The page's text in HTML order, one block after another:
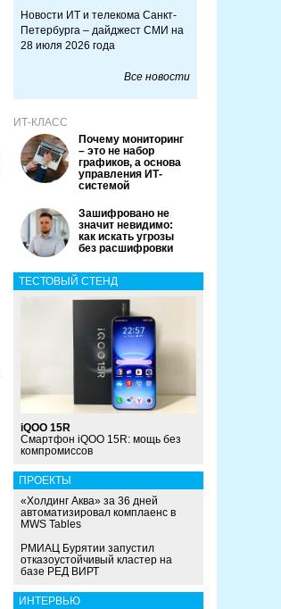
Новости ИТ и телекома Санкт-
Петербурга – дайджест СМИ на
28 июля 2026 года
Все новости
ИТ-КЛАСС
Почему мониторинг
– это не набор
графиков, а основа
управления ИТ-
системой
Зашифровано не
значит невидимо:
как искать угрозы
без расшифровки
ТЕСТОВЫЙ СТЕНД
iQOO 15R
Смартфон iQOO 15R: мощь без
компромиссов
ПРОЕКТЫ
«Холдинг Аква» за 36 дней
автоматизировал комплаенс в
MWS Tables
РМИАЦ Бурятии запустил
отказоустойчивый кластер на
базе РЕД ВИРТ
ИНТЕРВЬЮ